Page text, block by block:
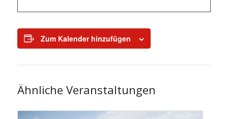
Zum Kalender hinzufügen
Ähnliche Veranstaltungen